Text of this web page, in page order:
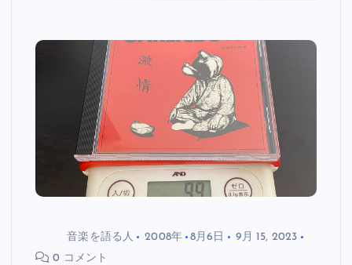
音楽を語る人 2008年 8月6日
9月 15, 2023
0 コメント